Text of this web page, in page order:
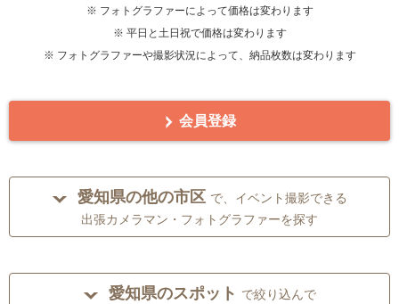
※ フォトグラファーによって価格は変わります
※ 平日と土日祝で価格は変わります
※ フォトグラファーや撮影状況によって、納品枚数は変わります
会員登録
愛知県の他の市区 で、イベント撮影できる
出張カメラマン・フォトグラファーを探す
愛知県のスポット で絞り込んで